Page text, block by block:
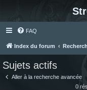
FAQ
Index du forum
Sujets actifs
Aller à la recherche avancée
0